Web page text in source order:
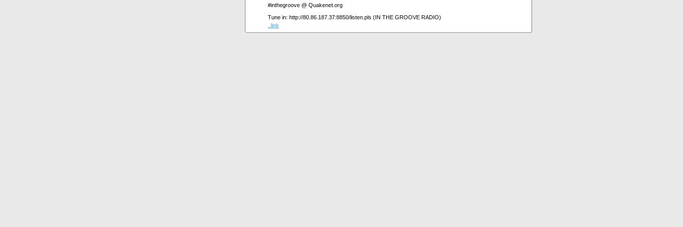
#inthegroove @ Quakenet.org
Tune in: http://80.86.187.37:8850/listen.pls (IN THE GROOVE RADIO)
..link